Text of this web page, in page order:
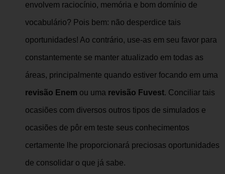
envolvem raciocínio, memória e bom domínio de
vocabulário? Pois bem: não desperdice tais
oportunidades! Ao contrário, use-as em seu favor para
constantemente se manter atualizado em todas as
áreas, principalmente quando estiver focando em uma
revisão Enem ou uma revisão Fuvest. Conciliar tais
ocasiões com diversos outros tipos de simulados e
ocasiões de pôr em teste seus conhecimentos
certamente lhe proporcionará preciosas oportunidades
de consolidar o que já sabe.